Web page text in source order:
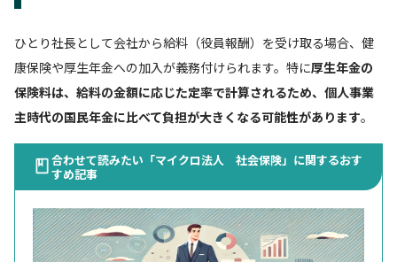
ひとり社長として会社から給料（役員報酬）を受け取る場合、健
康保険や厚生年金への加入が義務付けられます。特に厚生年金の
保険料は、給料の金額に応じた定率で計算されるため、個人事業
主時代の国民年金に比べて負担が大きくなる可能性があります。
合わせて読みたい「マイクロ法人 社会保険」に関するおす
すめ記事